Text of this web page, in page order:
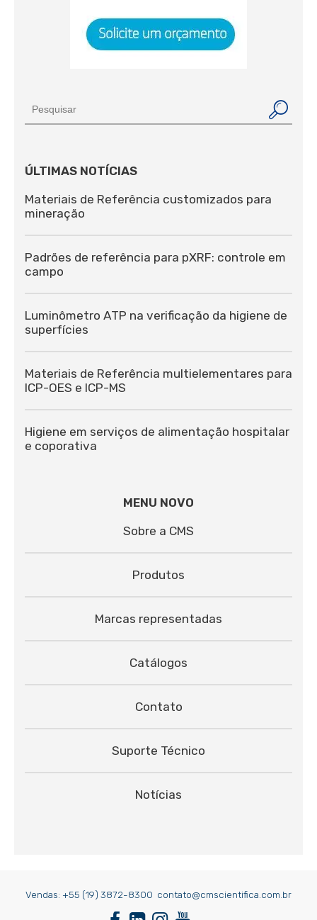
ÚLTIMAS NOTÍCIAS
Materiais de Referência customizados para
mineração
Padrões de referência para pXRF: controle em
campo
Luminômetro ATP na verificação da higiene de
superfícies
Materiais de Referência multielementares para
ICP-OES e ICP-MS
Higiene em serviços de alimentação hospitalar
e coporativa
MENU NOVO
Sobre a CMS
Produtos
Marcas representadas
Catálogos
Contato
Suporte Técnico
Notícias
Vendas: +55 (19) 3872-8300 contato@cmscientifica.com.br